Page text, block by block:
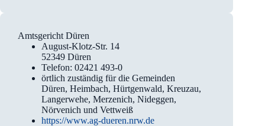
Amtsgericht Düren
August-Klotz-Str. 14
52349 Düren
Telefon: 02421 493-0
örtlich zuständig für die Gemeinden
Düren, Heimbach, Hürtgenwald, Kreuzau,
Langerwehe, Merzenich, Nideggen,
Nörvenich und Vettweiß
https://www.ag-dueren.nrw.de